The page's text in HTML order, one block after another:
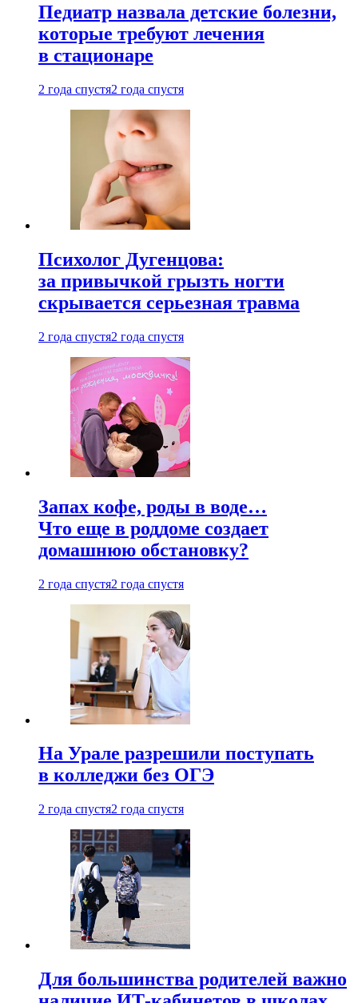
Педиатр назвала детские болезни,
которые требуют лечения
в стационаре
2 года спустя2 года спустя
Психолог Дугенцова:
за привычкой грызть ногти
скрывается серьезная травма
2 года спустя2 года спустя
Запах кофе, роды в воде…
Что еще в роддоме создает
домашнюю обстановку?
2 года спустя2 года спустя
На Урале разрешили поступать
в колледжи без ОГЭ
2 года спустя2 года спустя
Для большинства родителей важно